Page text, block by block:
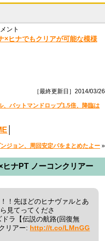
ント
×ヒナでもクリアが可能な模様
［最終更新日］2014/03/26
、バットマンドロップ1.5倍、降臨は
ジョン、周回安定パをまとめたよー »
ヒナPT ノーコンクリアー
！先ほどのヒナヴァルとあ
見てってくださ
ラ【伝説の航路(回復無
リアー: http://t.co/LMnGG